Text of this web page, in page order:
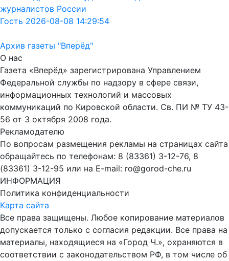
журналистов России
Гость 2026-08-08 14:29:54
Архив газеты "Вперёд"
О нас
Газета «Вперёд» зарегистрирована Управлением
Федеральной службы по надзору в сфере связи,
информационных технологий и массовых
коммуникаций по Кировской области. Св. ПИ № ТУ 43-
56 от 3 октября 2008 года.
Рекламодателю
По вопросам размещения рекламы на страницах сайта
обращайтесь по телефонам: 8 (83361) 3-12-76, 8
(83361) 3-12-95 или на E-mail: ro@gorod-che.ru
ИНФОРМАЦИЯ
Политика конфиденциальности
Карта сайта
Все права защищены. Любое копирование материалов
допускается только с согласия редакции. Все права на
материалы, находящиеся на «Город Ч.», охраняются в
соответствии с законодательством РФ, в том числе об